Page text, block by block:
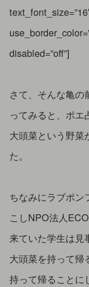
disabled=”off”]
さて、そんな亀
ってみると、ポ
大頭菜という野菜
た。
ちなみにラブポン
こしNPO法人
来ていた学生は見
大頭菜を持って帰
持って帰ることに